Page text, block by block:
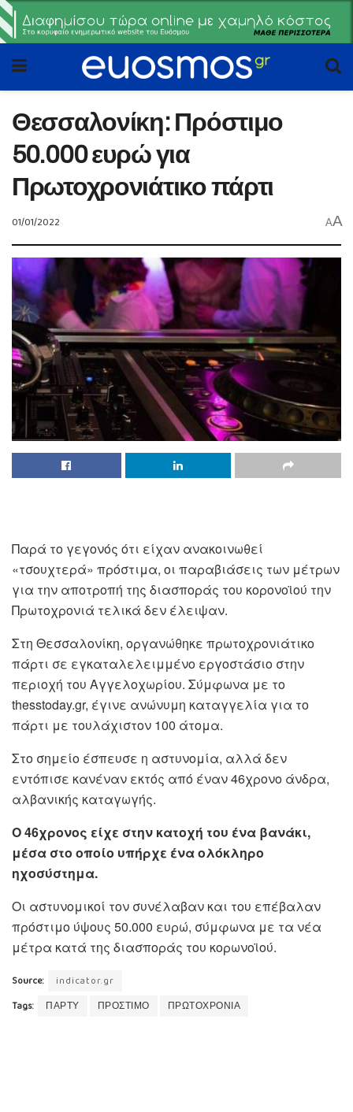
Θεσσαλονίκη: Πρόστιμο
50.000 ευρώ για
Πρωτοχρονιάτικο πάρτι
01/01/2022 AA
Παρά το γεγονός ότι είχαν ανακοινωθεί
«τσουχτερά» πρόστιμα, οι παραβιάσεις των μέτρων
για την αποτροπή της διασποράς του κορονοϊού την
Πρωτοχρονιά τελικά δεν έλειψαν.
Στη Θεσσαλονίκη, οργανώθηκε πρωτοχρονιάτικο
πάρτι σε εγκαταλελειμμένο εργοστάσιο στην
περιοχή του Αγγελοχωρίου. Σύμφωνα με το
thesstoday.gr, έγινε ανώνυμη καταγγελία για το
πάρτι με τουλάχιστον 100 άτομα.
Στο σημείο έσπευσε η αστυνομία, αλλά δεν
εντόπισε κανέναν εκτός από έναν 46χρονο άνδρα,
αλβανικής καταγωγής.
Ο 46χρονος είχε στην κατοχή του ένα βανάκι,
μέσα στο οποίο υπήρχε ένα ολόκληρο
ηχοσύστημα.
Οι αστυνομικοί τον συνέλαβαν και του επέβαλαν
πρόστιμο ύψους 50.000 ευρώ, σύμφωνα με τα νέα
μέτρα κατά της διασποράς του κορωνοϊού.
Source:
indicator.gr
Tags:
ΠΑΡΤΥ ΠΡΟΣΤΙΜΟ ΠΡΩΤΟΧΡΟΝΙΑ